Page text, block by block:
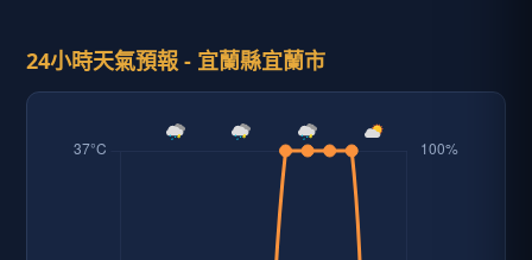
24小時天氣預報 - 宜蘭縣宜蘭市